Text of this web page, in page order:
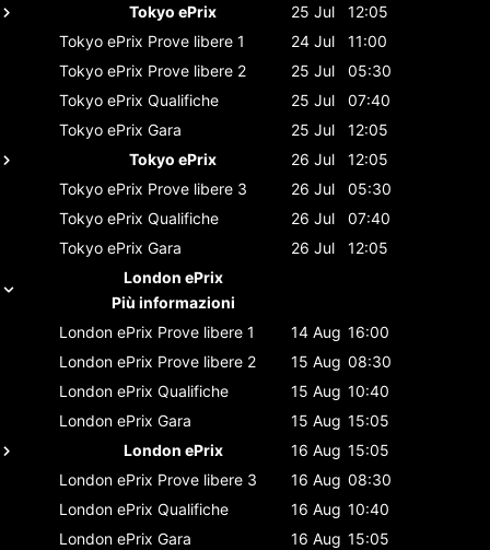
Tokyo ePrix
25 Jul
12:05
Tokyo ePrix Prove libere 1 24 Jul
11:00
Tokyo ePrix Prove libere 2 25 Jul
05:30
Tokyo ePrix Qualifiche 25 Jul
07:40
Tokyo ePrix Gara 25 Jul
12:05
Tokyo ePrix
26 Jul
12:05
Tokyo ePrix Prove libere 3 26 Jul
05:30
Tokyo ePrix Qualifiche 26 Jul
07:40
Tokyo ePrix Gara 26 Jul
12:05
London ePrix
Più informazioni
London ePrix Prove libere 1 14 Aug 16:00
London ePrix Prove libere 2 15 Aug 08:30
London ePrix Qualifiche 15 Aug 10:40
London ePrix Gara 15 Aug 15:05
London ePrix
16 Aug 15:05
London ePrix Prove libere 3 16 Aug 08:30
London ePrix Qualifiche 16 Aug 10:40
London ePrix Gara 16 Aug 15:05